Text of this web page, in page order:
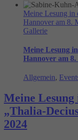
Meine Lesung in
Hannover am 8.
Gallerie
Meine Lesung
Hannover am
Allgemein,
Meine
„Thalia-
2024